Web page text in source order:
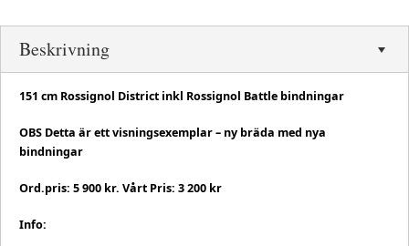
Beskrivning
151 cm Rossignol District inkl Rossignol Battle bindningar
OBS Detta är ett visningsexemplar – ny bräda med nya
bindningar
Ord.pris: 5 900 kr. Vårt Pris: 3 200 kr
Info: